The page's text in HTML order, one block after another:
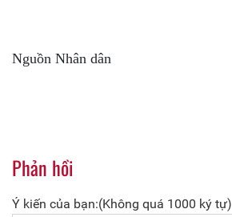
Nguồn Nhân dân
Phản hồi
Ý kiến của bạn:(Không quá 1000 ký tự)